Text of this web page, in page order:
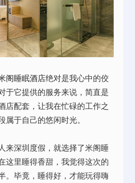
阁睡眠酒店绝对是我心中的佼
于它提供的服务来说，简直是
店配套，让我在忙碌的工作之
属于自己的悠闲时光。
深圳度假，就选择了米阁睡
这里睡得香甜，我觉得这次的
。毕竟，睡得好，才能玩得嗨